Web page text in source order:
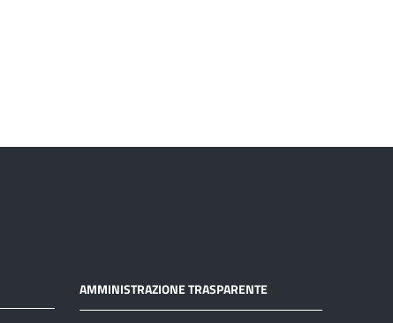
AMMINISTRAZIONE TRASPARENTE